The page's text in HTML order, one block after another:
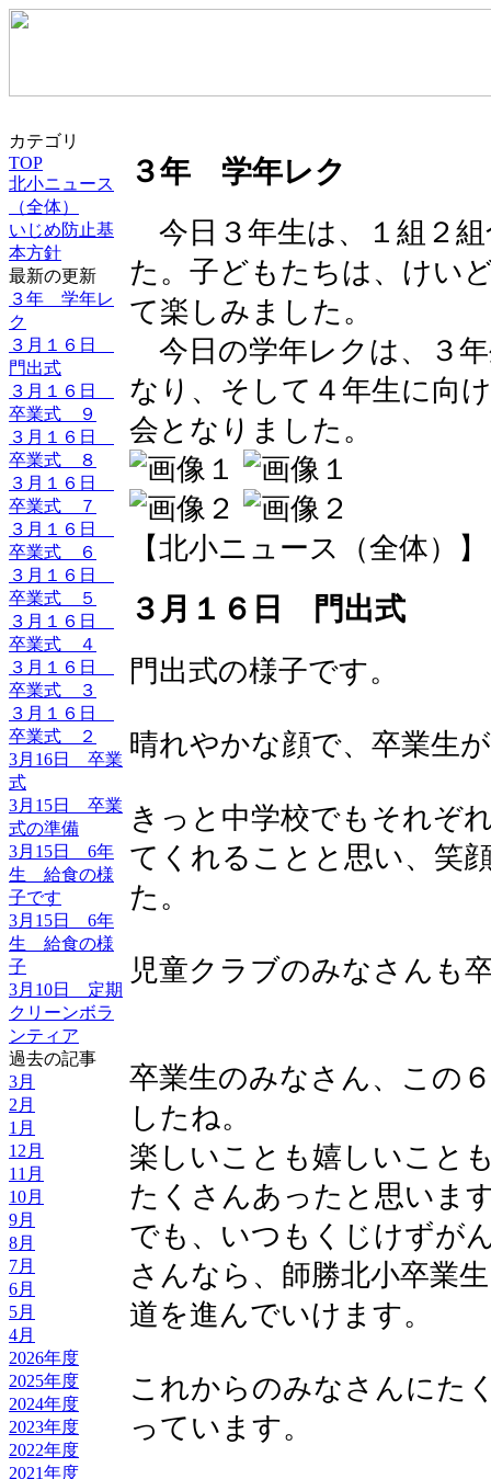
カテゴリ
TOP
北小ニュース
（全体）
いじめ防止基
本方針
最新の更新
３年 学年レ
ク
３月１６日
門出式
３月１６日
卒業式 ９
３月１６日
卒業式 ８
３月１６日
卒業式 ７
３月１６日
卒業式 ６
３月１６日
卒業式 ５
３月１６日
卒業式 ４
３月１６日
卒業式 ３
３月１６日
卒業式 ２
3月16日 卒業
式
3月15日 卒業
式の準備
3月15日 6年
生 給食の様
子です
3月15日 6年
生 給食の様
子
3月10日 定期
クリーンボラ
ンティア
過去の記事
3月
2月
1月
12月
11月
10月
9月
8月
7月
6月
5月
4月
2026年度
2025年度
2024年度
2023年度
2022年度
2021年度
３年 学年レク
今日３年生は、１組２
た。子どもたちは、けい
て楽しみました。
今日の学年レクは、３
なり、そして４年生に向
会となりました。
【北小ニュース（全体）
３月１６日 門出式
門出式の様子です。
晴れやかな顔で、卒業生
きっと中学校でもそれぞ
てくれることと思い、笑
た。
児童クラブのみなさんも
卒業生のみなさん、この
したね。
楽しいことも嬉しいこと
たくさんあったと思いま
でも、いつもくじけずが
さんなら、師勝北小卒業
道を進んでいけます。
これからのみなさんにた
っています。